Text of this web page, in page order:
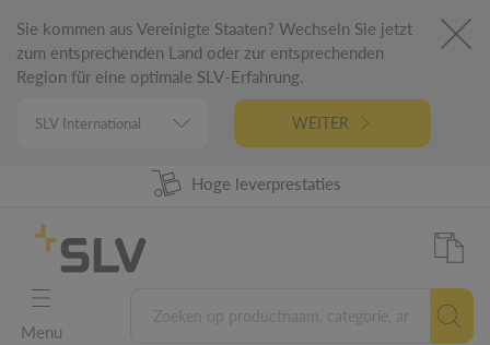
Sie kommen aus Vereinigte Staaten? Wechseln Sie jetzt
zum entsprechenden Land oder zur entsprechenden
Region für eine optimale SLV-Erfahrung.
WEITER
98% Uit voorraad leverbaar
Hoge leverprestaties
5 jaar garantie
German Engineering
Menu